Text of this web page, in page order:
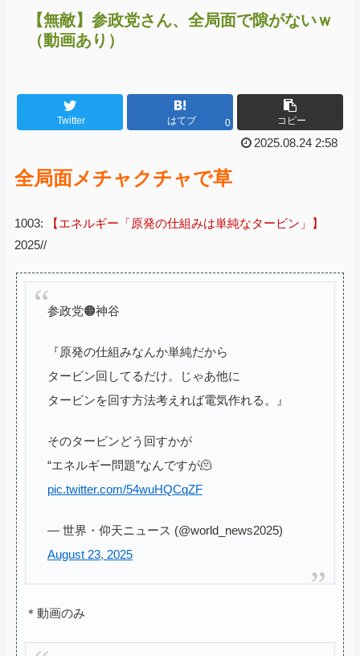
【無敵】参政党さん、全局面で隙がないｗ
（動画あり）
Twitter はてブ 0 コピー
2025.08.24 2:58
全局面メチャクチャで草
1003:
【エネルギー「原発の仕組みは単純なタービン」】
2025//
参政党🟠神谷
『原発の仕組みなんか単純だから
タービン回してるだけ。じゃあ他に
タービンを回す方法考えれば電気作れる。』
そのタービンどう回すかが
“エネルギー問題”なんですが🫠
pic.twitter.com/54wuHQCqZF
— 世界・仰天ニュース (@world_news2025)
August 23, 2025
＊動画のみ